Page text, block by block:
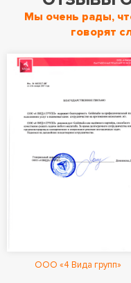
Мы очень рады,
говорят
ООО «4 Вида групп»